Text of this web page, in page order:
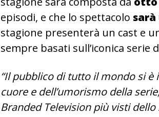
episodi, e che lo spettacolo
stagione presenterà un cast e
sempre basati sull’iconica serie
“Il pubblico di tutto il mondo si
cuore e dell’umorismo della
Branded Television più visti dello